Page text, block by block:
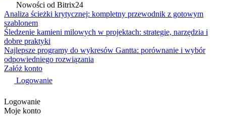
Nowości od Bitrix24
Analiza ścieżki krytycznej: kompletny przewodnik z gotowym
szablonem
Śledzenie kamieni milowych w projektach: strategie, narzędzia i
dobre praktyki
Najlepsze programy do wykresów Gantta: porównanie i wybór
odpowiedniego rozwiązania
Załóż konto
Logowanie
Logowanie
Moje konto